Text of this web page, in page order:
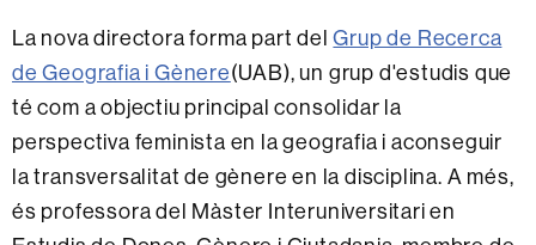
La nova directora forma part delGrup de Recerca
de Geografia i Gènere(UAB), un grup d'estudis que
té com a objectiu principal consolidar la
perspectiva feminista en la geografia i aconseguir
la transversalitat de gènere en la disciplina. A més,
és professora del Màster Interuniversitari en